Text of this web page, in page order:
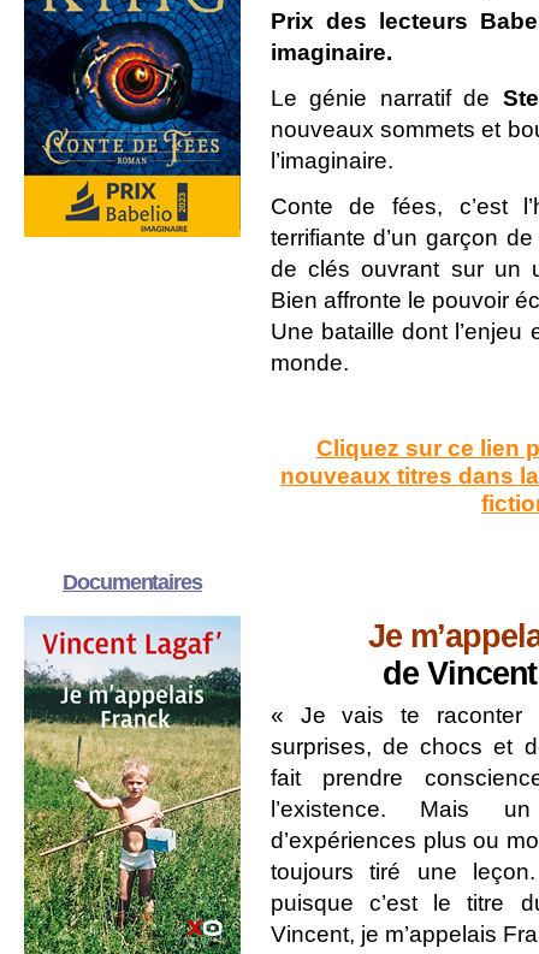
Prix des lecteurs
imaginaire.
Le génie narratif de
nouveaux sommets et
l’imaginaire.
Conte de fées, c’est
terrifiante d’un garçon
de clés ouvrant sur un
Bien affronte le pouvoir
Une bataille dont
monde.
Cliquez sur ce lien
nouveaux titres dans
Documentaires
Je
de
« Je vais te raconter
surprises, de chocs et
fait prendre
l’existence. Mais
d’expériences plus ou
toujours tiré une
puisque c’est le titre
Vincent, je m’appelais